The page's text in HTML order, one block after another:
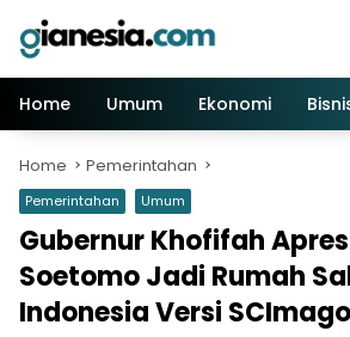
content
Home
Umum Ekonomi
Home Pemerintahan
Pemerintahan Umum
Gubernur Khofifah
Soetomo Jadi Rumah
Indonesia Versi